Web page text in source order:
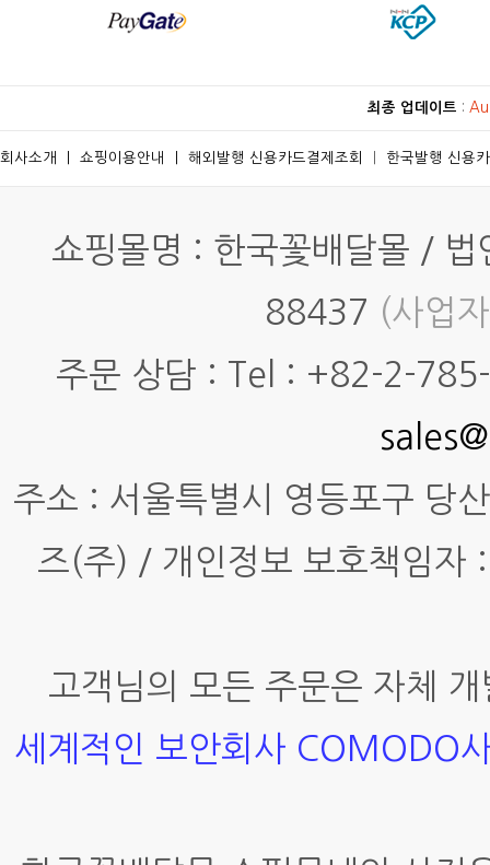
최종 업데이트 :
회사소개 쇼핑이용안내 해외발행 신용카드결제조회 한국발행 신용
쇼핑몰명 : 한국꽃배달몰 /
88437 (사업
주문 상담 : Tel : +82-2-
주소 : 서울특별시 영등포구 당
즈(주) / 개인정보 보호책임
고객님의 모든 주문은 자체
세계적인 보안회사 COMODO